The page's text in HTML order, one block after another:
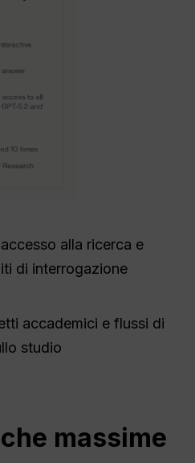
alla ricerca e
di interrogazione
accademici e flussi di
studio
massime